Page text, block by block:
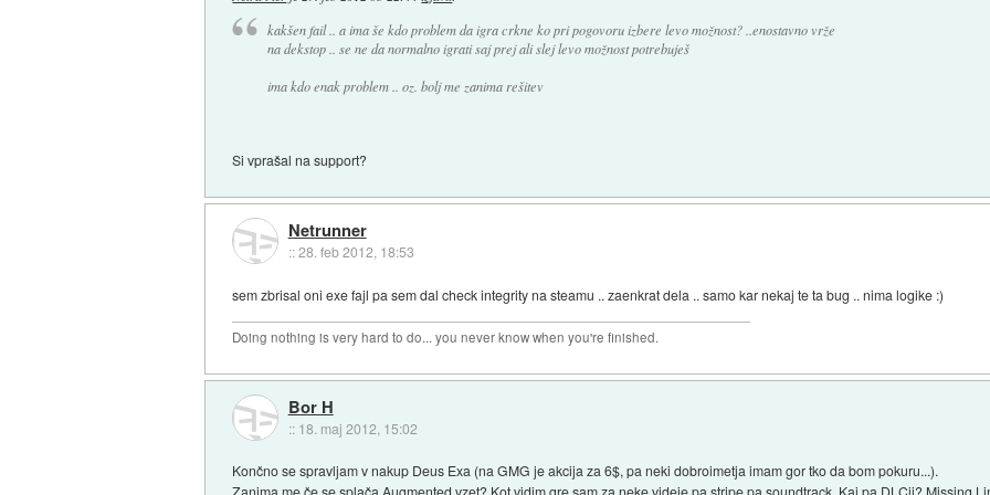
kakšen fail .. a ima še kdo problem da igra crkne ko pri pogovoru izbere levo možnost? ..enostavno vrže
na dekstop .. se ne da normalno igrati saj prej ali slej levo možnost potrebuješ
ima kdo enak problem .. oz. bolj me zanima rešitev
Si vprašal na support?
Netrunner
::28. feb 2012, 18:53
sem zbrisal oni exe fajl pa sem dal check integrity na steamu .. zaenkrat dela .. samo kar nekaj te ta bug .. nima logike :)
Doing nothing is very hard to do... you never know when you're finished.
Bor H
:: 18. maj 2012, 15:02
Končno se spravljam v nakup Deus Exa (na GMG je akcija za 6$, pa neki dobroimetja imam gor tko da bom pokuru...).